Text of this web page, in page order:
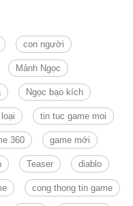
con người
Mảnh Ngọc
Ngọc bạo kích
tin tuc game moi
360 game mới
Teaser diablo
cong thong tin game